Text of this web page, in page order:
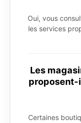
Oui, vous
les services
Les
proposent-
Certaines